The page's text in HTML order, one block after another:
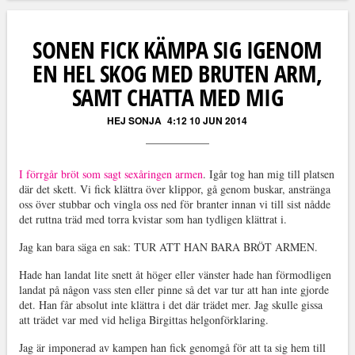
SONEN FICK KÄMPA SIG IGENOM
EN HEL SKOG MED BRUTEN ARM,
SAMT CHATTA MED MIG
HEJ SONJA 4:12 10 JUN 2014
I förrgår bröt som sagt sexåringen armen. Igår tog han mig till platsen
där det skett. Vi fick klättra över klippor, gå genom buskar, anstränga
oss över stubbar och vingla oss ned för branter innan vi till sist nådde
det ruttna träd med torra kvistar som han tydligen klättrat i.
Jag kan bara säga en sak: TUR ATT HAN BARA BRÖT ARMEN.
Hade han landat lite snett åt höger eller vänster hade han förmodligen
landat på någon vass sten eller pinne så det var tur att han inte gjorde
det. Han får absolut inte klättra i det där trädet mer. Jag skulle gissa
att trädet var med vid heliga Birgittas helgonförklaring.
Jag är imponerad av kampen han fick genomgå för att ta sig hem till